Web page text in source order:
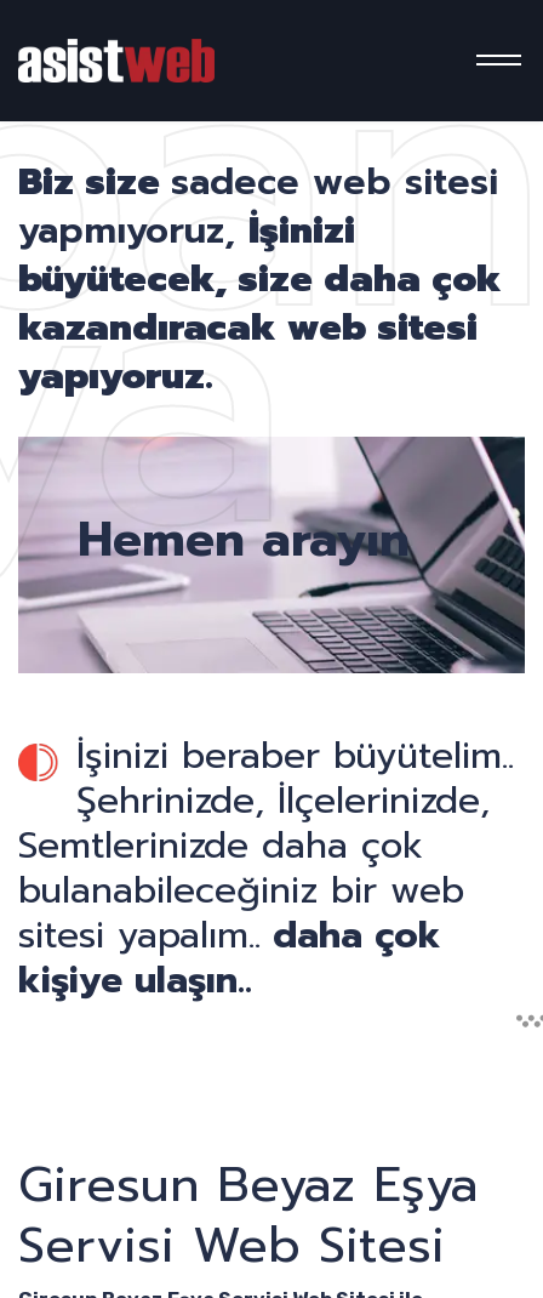
Biz size sadece web sitesi
yapmıyoruz, İşinizi
büyütecek, size daha çok
kazandıracak web sitesi
yapıyoruz.
Hemen arayın
İşinizi beraber büyütelim..
Şehrinizde, İlçelerinizde,
Semtlerinizde daha çok
bulanabileceğiniz bir web
sitesi yapalım.. daha çok
kişiye ulaşın..
Giresun Beyaz Eşya
Servisi Web Sitesi